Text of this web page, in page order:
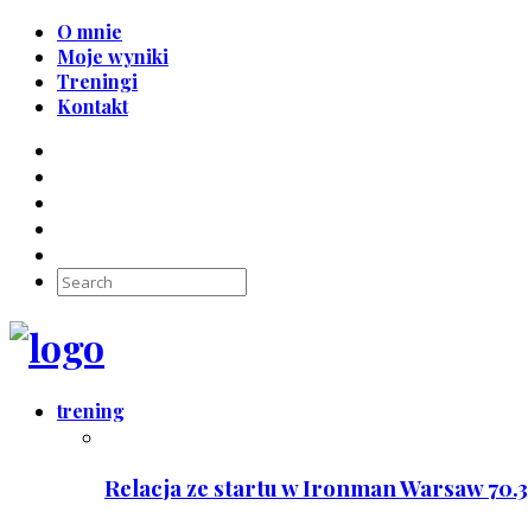
O mnie
Moje wyniki
Treningi
Kontakt
trening
Relacja ze startu w Ironman Warsaw 70.3